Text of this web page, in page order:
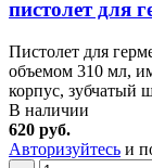
пистолет для
Пистолет для
объемом 310 мл,
корпус, зубчатый
В наличии
620 руб.
Авторизуйтесь и